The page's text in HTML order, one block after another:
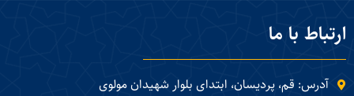
ارتباط با ما
آدرس: قم، پردیسان، ابتدای بلوار شهیدان مولوی